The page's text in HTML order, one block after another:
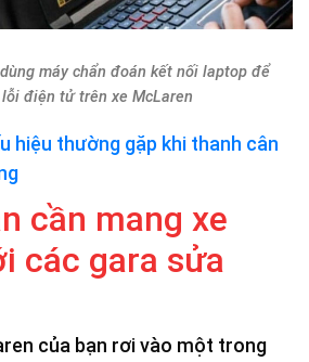
máy chẩn đoán kết nối laptop để
điện tử trên xe McLaren
hiệu thường gặp khi thanh cân
cần mang xe
các gara sửa
của bạn rơi vào một trong